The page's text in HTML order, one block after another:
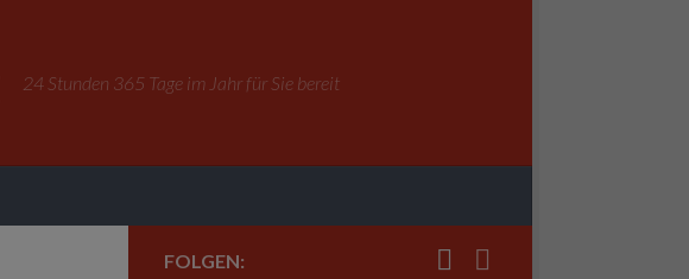
24 Stunden 365 Tage im Jahr für Sie bereit
FOLGEN: